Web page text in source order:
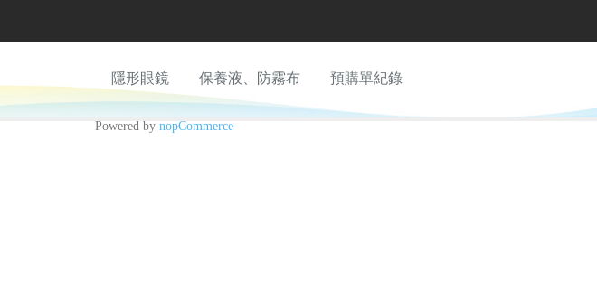
隱形眼鏡 保養液、防霧布 預購單紀錄
Powered by nopCommerce